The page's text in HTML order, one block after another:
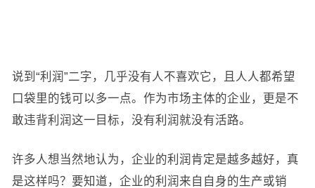
说到“利润”二字，几乎没有人不喜欢它，且人人都希望
口袋里的钱可以多一点。作为市场主体的企业，更是不
敢违背利润这一目标，没有利润就没有活路。
许多人想当然地认为，企业的利润肯定是越多越好，真
是这样吗？要知道，企业的利润来自自身的生产或销